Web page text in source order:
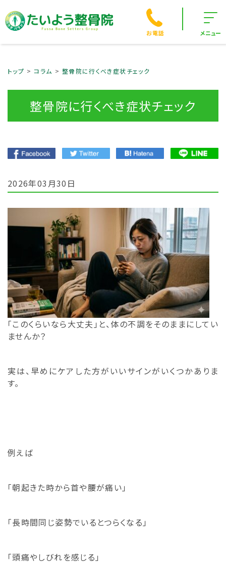
お電話 メニュー
トップ コラム 整骨院に行くべき症状チェック
整骨院に行くべき症状チェック
2026年03月30日
「このくらいなら大丈夫」と、体の不調をそのままにしてい
ませんか？
実は、早めにケアした方がいいサインがいくつかありま
す。
例えば
「朝起きた時から首や腰が痛い」
「長時間同じ姿勢でいるとつらくなる」
「頭痛やしびれを感じる」